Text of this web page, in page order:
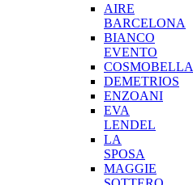
AIRE
BARCELONA
BIANCO
EVENTO
COSMOBELLA
DEMETRIOS
ENZOANI
EVA
LENDEL
LA
SPOSA
MAGGIE